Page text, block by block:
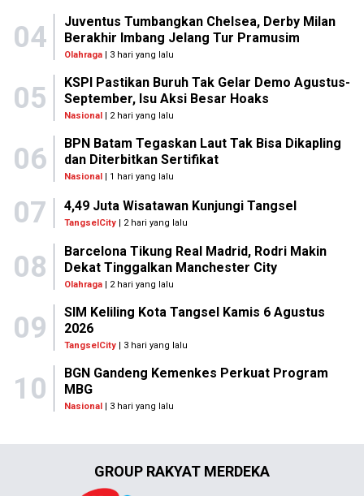
04
Juventus Tumbangkan Chelsea, Derby Milan
Berakhir Imbang Jelang Tur Pramusim
Olahraga| 3 hari yang lalu
05
KSPI Pastikan Buruh Tak Gelar Demo Agustus-
September, Isu Aksi Besar Hoaks
Nasional| 2 hari yang lalu
06
BPN Batam Tegaskan Laut Tak Bisa Dikapling
dan Diterbitkan Sertifikat
Nasional| 1 hari yang lalu
07 4,49 Juta Wisatawan Kunjungi Tangsel
TangselCity | 2 hari yang lalu
08
Barcelona Tikung Real Madrid, Rodri Makin
Dekat Tinggalkan Manchester City
Olahraga| 2 hari yang lalu
09
SIM Keliling Kota Tangsel Kamis 6 Agustus
2026
TangselCity| 3 hari yang lalu
10
BGN Gandeng Kemenkes Perkuat Program
MBG
Nasional| 3 hari yang lalu
GROUP RAKYAT MERDEKA